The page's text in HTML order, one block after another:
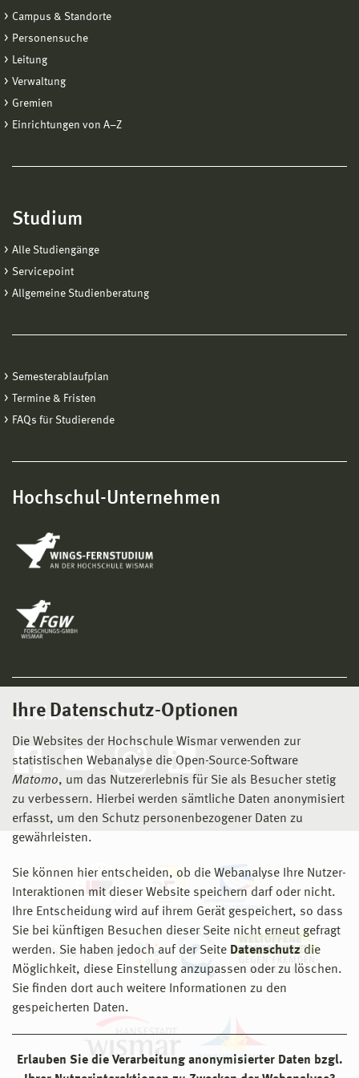
Ihre Datenschutz-Optionen
Die Websites der Hochschule Wismar verwenden zur
statistischen Webanalyse die Open-Source-Software
Matomo, um das Nutzererlebnis für Sie als Besucher stetig
zu verbessern. Hierbei werden sämtliche Daten anonymisiert
erfasst, um den Schutz personenbezogener Daten zu
gewährleisten.
Sie können hier entscheiden, ob die Webanalyse Ihre Nutzer-
Interaktionen mit dieser Website speichern darf oder nicht.
Ihre Entscheidung wird auf ihrem Gerät gespeichert, so dass
Sie bei künftigen Besuchen dieser Seite nicht erneut gefragt
werden. Sie haben jedoch auf der Seite Datenschutz die
Möglichkeit, diese Einstellung anzupassen oder zu löschen.
Sie finden dort auch weitere Informationen zu den
gespeicherten Daten.
Erlauben Sie die Verarbeitung anonymisierter Daten bzgl.
Campus & Standorte
Personensuche
Leitung
Verwaltung
Gremien
Einrichtungen von A−Z
Studium
Alle Studiengänge
Servicepoint
Allgemeine Studienberatung
Semesterablaufplan
Termine & Fristen
FAQs für Studierende
Hochschul-Unternehmen
Social Media